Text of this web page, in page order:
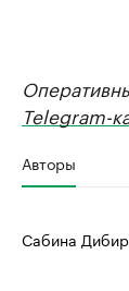
Telegram-
Авторы
Сабина